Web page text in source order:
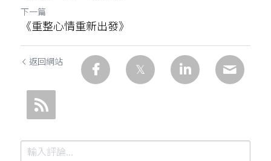
下一篇
《重整心情重新出發》
返回網站